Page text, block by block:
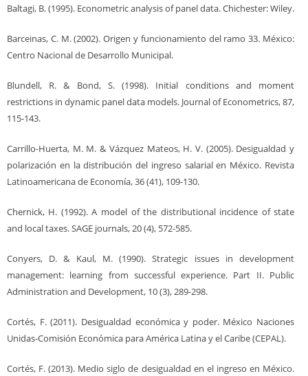
Baltagi, B. (1995). Econometric analysis of panel data. Chichester: Wiley.
Barceinas, C. M. (2002). Origen y funcionamiento del ramo 33. México:
Centro Nacional de Desarrollo Municipal.
Blundell, R. & Bond, S. (1998). Initial conditions and moment
restrictions in dynamic panel data models. Journal of Econometrics, 87,
115-143.
Carrillo-Huerta, M. M. & Vázquez Mateos, H. V. (2005). Desigualdad y
polarización en la distribución del ingreso salarial en México. Revista
Latinoamericana de Economía, 36 (41), 109-130.
Chernick, H. (1992). A model of the distributional incidence of state
and local taxes. SAGE journals, 20 (4), 572-585.
Conyers, D. & Kaul, M. (1990). Strategic issues in development
management: learning from successful experience. Part II. Public
Administration and Development, 10 (3), 289-298.
Cortés, F. (2011). Desigualdad económica y poder. México Naciones
Unidas-Comisión Económica para América Latina y el Caribe (CEPAL).
Cortés, F. (2013). Medio siglo de desigualdad en el ingreso en México.